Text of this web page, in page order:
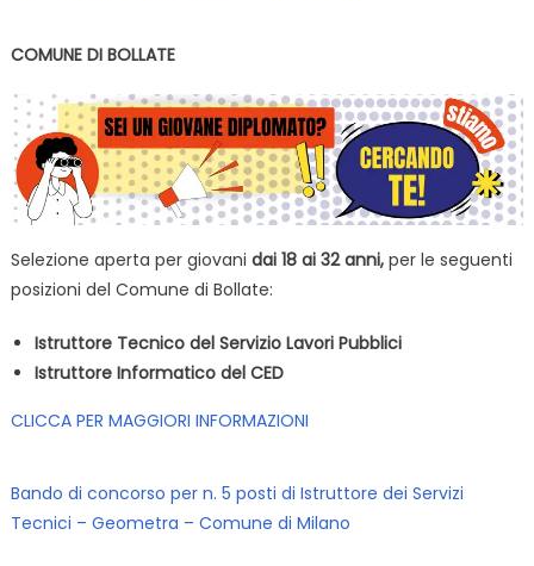
COMUNE DI BOLLATE
Selezione aperta per giovani dai 18 ai 32 anni, per le seguenti
posizioni del Comune di Bollate:
Istruttore Tecnico del Servizio Lavori Pubblici
Istruttore Informatico del CED
CLICCA PER MAGGIORI INFORMAZIONI
Bando di concorso per n. 5 posti di Istruttore dei Servizi
Tecnici – Geometra – Comune di Milano